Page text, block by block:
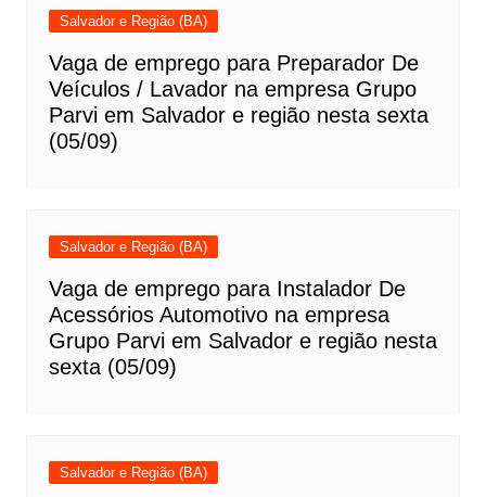
Salvador e Região (BA)
Vaga de emprego para Preparador De
Veículos / Lavador na empresa Grupo
Parvi em Salvador e região nesta sexta
(05/09)
Salvador e Região (BA)
Vaga de emprego para Instalador De
Acessórios Automotivo na empresa
Grupo Parvi em Salvador e região nesta
sexta (05/09)
Salvador e Região (BA)